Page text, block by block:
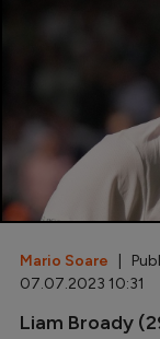
Mario Soare |
07.07.2023 10:31
Liam Broady